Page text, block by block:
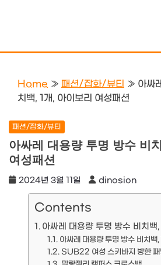
Home » 패션/잡화/뷰티 » 아싸
치백, 1개, 아이보리 여성패션
패션/잡화/뷰티
아싸레 대용량 투명 방수 비
여성패션
2024년 3월 11일 dinosion
Contents
아싸레 대용량 투명 방수 비치백,
아싸레 대용량 투명 방수 비치백,
SUB22 여성 스키바지 방한 패